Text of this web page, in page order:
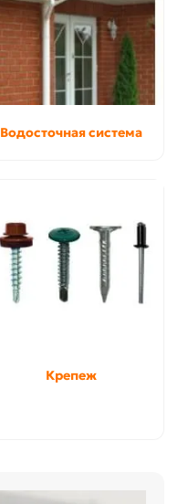
Водосточная система
Крепеж